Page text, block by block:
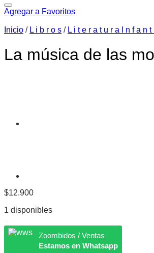
Agregar a Favoritos
Inicio / L i b r o s / L i t e r a t u r a I n f a n t
La música de las
$12.900
1 disponibles
Zoombidos / Ventas
Estamos en Whatsapp